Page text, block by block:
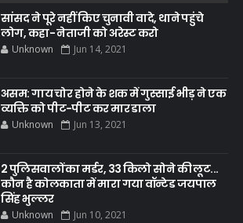
सांसद ने पूरे नहीं किए चुनावी वादे, थाने पहुंचे
लोग, कहा- नेताजी को अरेस्ट करो
Unknown Jun 14, 2021
असम: गाय चोर होने के शक में गुस्साई भीड़ ने एक
व्यक्ति को पीट-पीट कर मार डाला
Unknown Jun 13, 2021
2 पुलिसवालों का मर्डर, 33 किलो सोने की लूट...
कौन है कोलकाता में मारा गया वॉन्टेड जयपाल
सिंह भुल्लर
Unknown Jun 10, 2021